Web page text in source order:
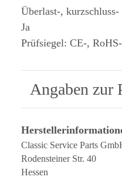
Überlast-,
Ja
Prüfsiegel: CE-,
Angaben zur
Classic Service Parts
Rodensteiner Str. 40
Hessen